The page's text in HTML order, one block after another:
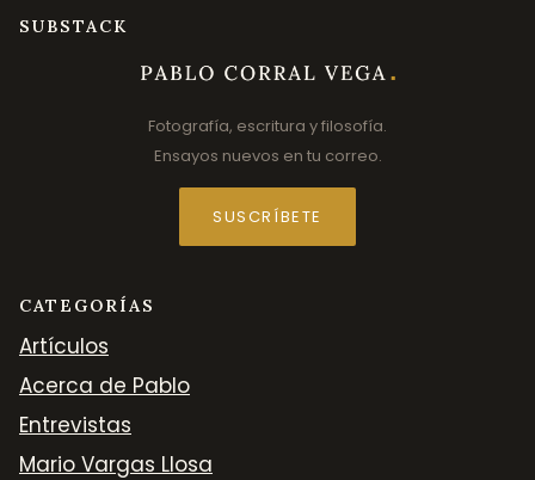
SUBSTACK
Fotografía, escritura y filosofía.
Ensayos nuevos en tu correo.
SUSCRÍBETE
CATEGORÍAS
Artículos
Acerca de Pablo
Entrevistas
Mario Vargas Llosa